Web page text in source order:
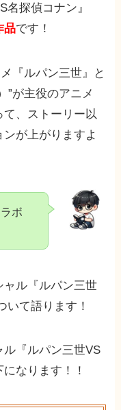
探偵コナン』
品です！
『ルパン三世』と
”が主役のアニメ
て、ストーリー以
が上がりますよ
ボ
ャル『ルパン三世
いて語ります！
『ルパン三世VS
なります！！